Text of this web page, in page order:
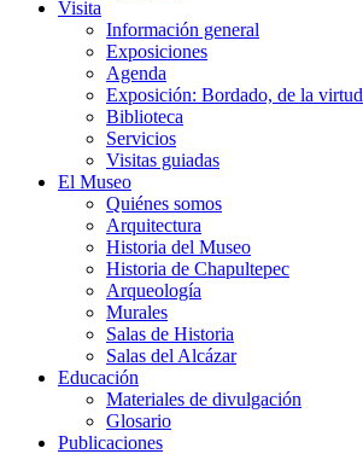
Visita
Información general
Exposiciones
Agenda
Exposición: Bordado, de la virtud
Biblioteca
Servicios
Visitas guiadas
El Museo
Quiénes somos
Arquitectura
Historia del Museo
Historia de Chapultepec
Arqueología
Murales
Salas de Historia
Salas del Alcázar
Educación
Materiales de divulgación
Glosario
Publicaciones